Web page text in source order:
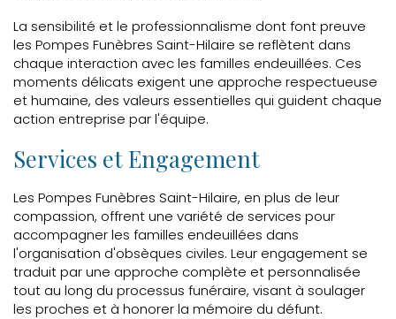
La sensibilité et le professionnalisme dont font preuve
les Pompes Funèbres Saint-Hilaire se reflètent dans
chaque interaction avec les familles endeuillées. Ces
moments délicats exigent une approche respectueuse
et humaine, des valeurs essentielles qui guident chaque
action entreprise par l'équipe.
Services et Engagement
Les Pompes Funèbres Saint-Hilaire, en plus de leur
compassion, offrent une variété de services pour
accompagner les familles endeuillées dans
l'organisation d'obsèques civiles. Leur engagement se
traduit par une approche complète et personnalisée
tout au long du processus funéraire, visant à soulager
les proches et à honorer la mémoire du défunt.